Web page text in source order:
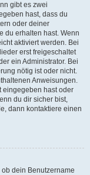
gibt es zwei
hast, dass du
oder deiner
du erhalten hast. Wenn
aktiviert werden. Bei
erst freigeschaltet
ein Administrator. Bei
nötig ist oder nicht.
Anweisungen.
eingegeben hast oder
du dir sicher bist,
dann kontaktiere einen
dein Benutzername